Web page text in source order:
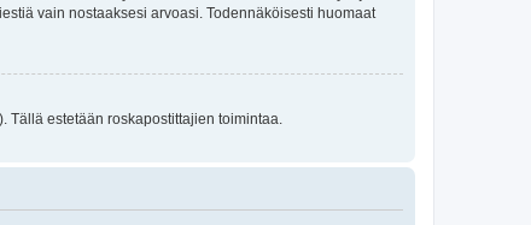
vain nostaaksesi arvoasi. Todennäköisesti huomaat
Tällä estetään roskapostittajien toimintaa.